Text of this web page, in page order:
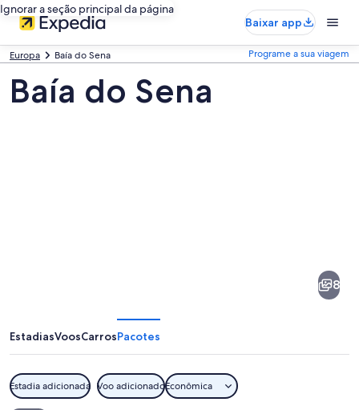
Ignorar a seção principal da página
Baixar app
Europa Baía do Sena Programe a sua viagem
Baía do Sena
8
EstadiasVoosCarrosPacotes
Estadia adicionada Voo adicionadoEconômica